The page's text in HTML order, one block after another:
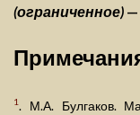
(ограниченное) —
1. М.А. Булгаков.